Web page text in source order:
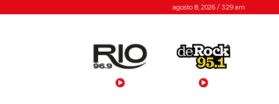
agosto 8, 2026 / 3:29 am